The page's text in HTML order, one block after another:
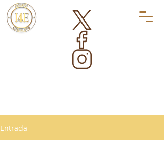
Entrada